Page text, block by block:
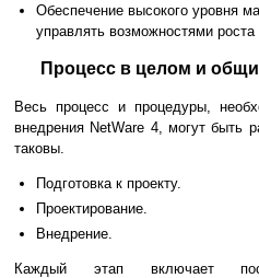
Обеспечение высокого уровня
управлять возможностями
Процесс в целом и
Весь процесс и процедуры,
внедрения NetWare 4, могут быть
таковы.
Подготовка к проекту.
Проектирование.
Внедрение.
Каждый этап включает